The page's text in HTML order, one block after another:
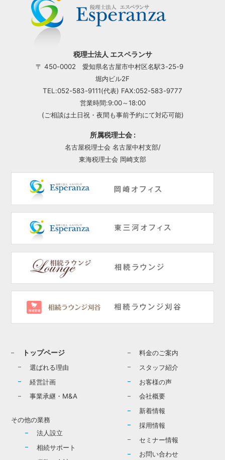
税理士法人 エスペランサ
〒 450-0002 愛知県名古屋市中村区名駅3-25-9
堀内ビル2F
TEL:052-583-9111(代表) FAX:052-583-9777
営業時間:9:00～18:00
(ご相談は土日祝・夜間も事前予約にて対応可能)
所属税理士会 :
名古屋税理士会 名古屋中村支部/
東海税理士会 岡崎支部
トップページ
選ばれる理由
経営計画
事業承継・M&A
その他の業務
法人設立
相続サポート
料金のご案内
スタッフ紹介
お客様の声
会社概要
新着情報
採用情報
セミナー情報
お問い合わせ